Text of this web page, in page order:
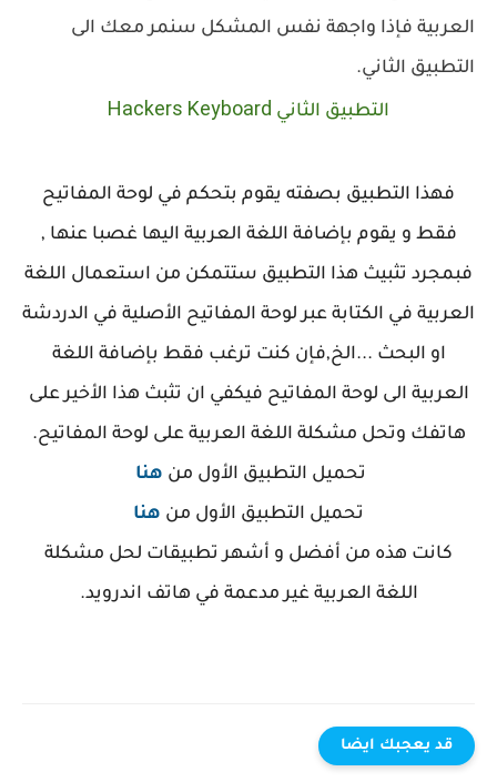
فإذا واجهة نفس المشكل سنمر معك الى
الثاني.
التطبيق الثانيHackers Keyboard
فهذا التطبيق بصفته يقوم بتحكم في لوحة المفاتيح
فقط و يقوم بإضافة اللغة العربية اليها غصبا عنها ,
فبمجرد تثبيث هذا التطبيق ستتمكن من استعمال اللغة
في الكتابة عبر لوحة المفاتيح الأصلية في الدردشة
او البحث ...الخ,فإن كنت ترغب فقط بإضافة اللغة
العربية الى لوحة المفاتيح فيكفي ان تثبث هذا الأخير على
هاتفك وتحل مشكلة اللغة العربية على لوحة المفاتيح.
تحميل التطبيق الأول منهنا
تحميل التطبيق الأول منهنا
كانت هذه من أفضل و أشهر تطبيقات لحل مشكلة
اللغة العربية غير مدعمة في هاتف اندرويد.
قد يعجبك ايضا